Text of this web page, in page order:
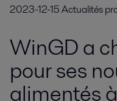
2023-12-15Actualités
WinGD a
pour ses
alimentés